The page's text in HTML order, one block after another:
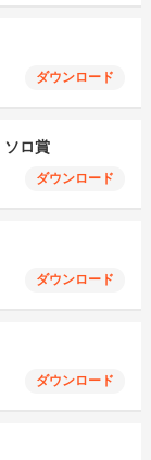
ダウンロード
ソロ賞
ダウンロード
ダウンロード
ダウンロード